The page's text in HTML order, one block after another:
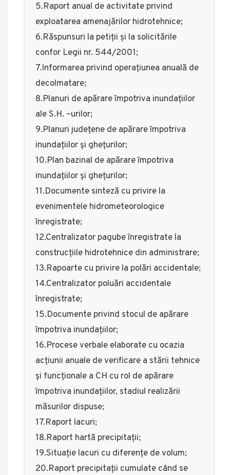
5.Raport anual de activitate privind
exploatarea amenajărilor hidrotehnice;
6.Răspunsuri la petiții și la solicitările
confor Legii nr. 544/2001;
7.Informarea privind operațiunea anuală de
decolmatare;
8.Planuri de apărare împotriva inundațiilor
ale S.H. –urilor;
9.Planuri județene de apărare împotriva
inundațiilor și ghețurilor;
10.Plan bazinal de apărare împotriva
inundațiilor și ghețurilor;
11.Documente sinteză cu privire la
evenimentele hidrometeorologice
înregistrate;
12.Centralizator pagube înregistrate la
construcțiile hidrotehnice din administrare;
13.Rapoarte cu privire la polări accidentale;
14.Centralizator poluări accidentale
înregistrate;
15.Documente privind stocul de apărare
împotriva inundațiilor;
16.Procese verbale elaborate cu ocazia
acțiunii anuale de verificare a stării tehnice
și funcționale a CH cu rol de apărare
împotriva inundațiilor, stadiul realizării
măsurilor dispuse;
17.Raport lacuri;
18.Raport hartă precipitații;
19.Situație lacuri cu diferențe de volum;
20.Raport precipitații cumulate când se